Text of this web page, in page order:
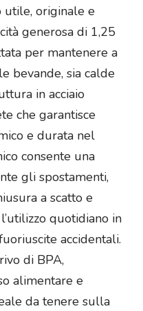
utile, originale e
generosa di 1,25
per mantenere a
bevande, sia calde
in acciaio
che garantisce
e durata nel
consente una
gli spostamenti,
a scatto e
quotidiano in
accidentali.
di BPA,
alimentare e
da tenere sulla